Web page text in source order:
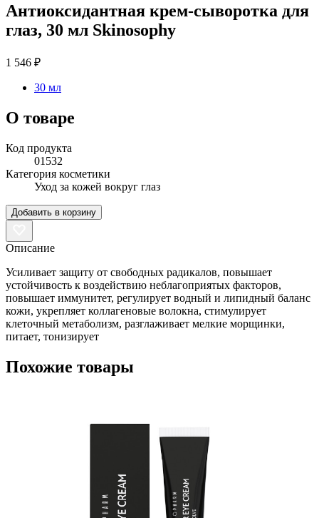
Антиоксидантная крем-сыворотка для
глаз, 30 мл Skinosophy
1 546 ₽
30 мл
О товаре
Код продукта
01532
Категория косметики
Уход за кожей вокруг глаз
Добавить в корзину
Описание
Усиливает защиту от свободных радикалов, повышает
устойчивость к воздействию неблагоприятых факторов,
повышает иммунитет, регулирует водный и липидный баланс
кожи, укрепляет коллагеновые волокна, стимулирует
клеточный метаболизм, разглаживает мелкие морщинки,
питает, тонизирует
Похожие товары